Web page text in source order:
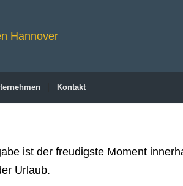
Kontakt
ist der freudigste Moment
Urlaub.